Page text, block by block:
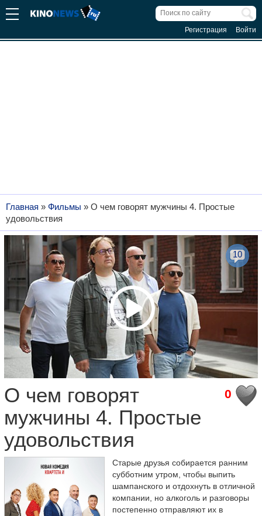
Регистрация Войти
Главная » Фильмы » О чем говорят мужчины 4. Простые
удовольствия
10
0
О чем говорят
мужчины 4. Простые
удовольствия
Старые друзья собирается ранним
субботним утром, чтобы выпить
шампанского и отдохнуть в отличной
компании, но алкоголь и разговоры
постепенно отправляют их в